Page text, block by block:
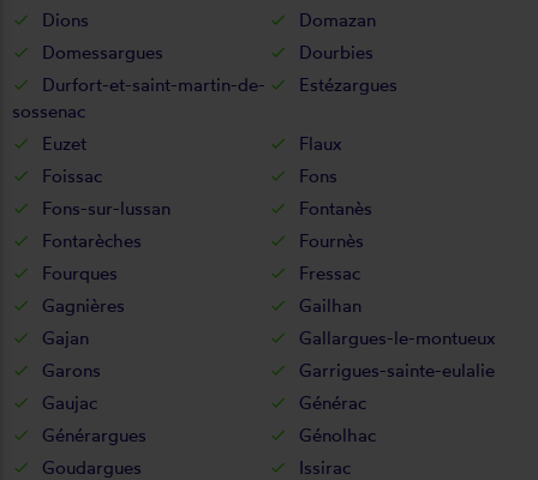
Dions
Domazan
Domessargues
Dourbies
Durfort-et-saint-martin-de-
sossenac
Estézargues
Euzet
Flaux
Foissac
Fons
Fons-sur-lussan
Fontanès
Fontarèches
Fournès
Fourques
Fressac
Gagnières
Gailhan
Gajan
Gallargues-le-montueux
Garons
Garrigues-sainte-eulalie
Gaujac
Générac
Générargues
Génolhac
Goudargues
Issirac